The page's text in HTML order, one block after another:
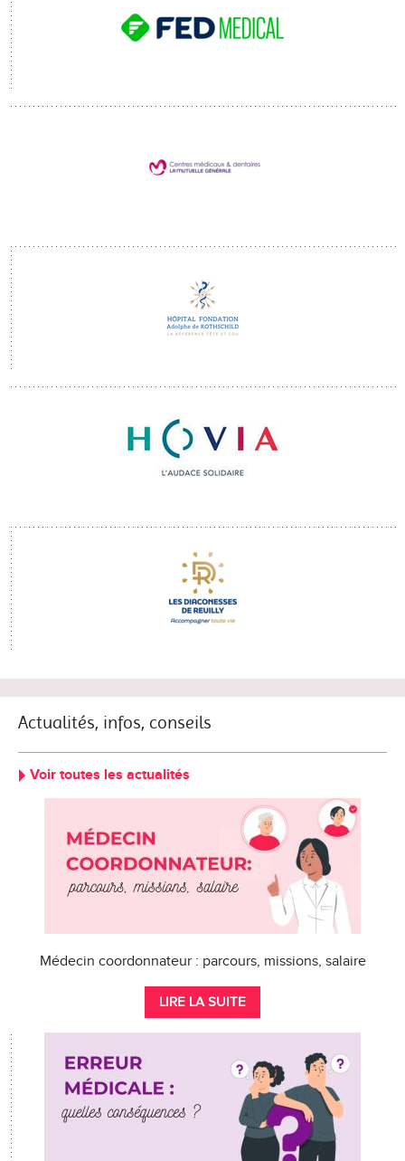
Actualités, infos, conseils
Voir toutes les actualités
Médecin coordonnateur : parcours, missions, salaire
LIRE LA SUITE